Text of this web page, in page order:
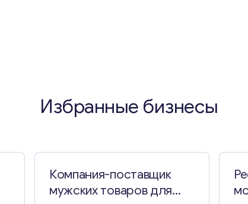
Избранные бизнесы
Компания-поставщик
мужских товаров для